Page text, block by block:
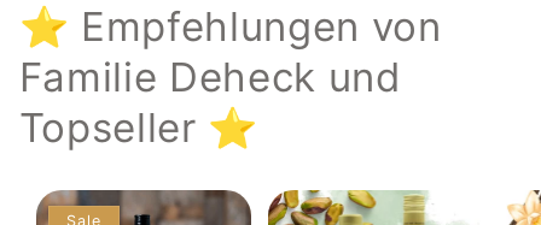
⭐️ Empfehlungen von
Familie Deheck und
Topseller ⭐️
Sale